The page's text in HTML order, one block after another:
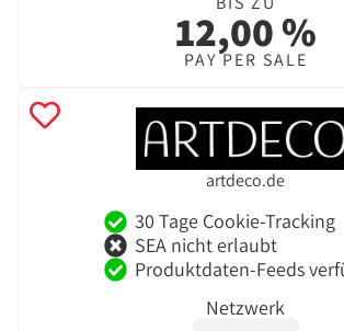
12,00 %
PAY PER SALE
artdeco.de
30 Tage Cookie-Tracking
SEA nicht erlaubt
Produktdaten-Feeds
Netzwerk